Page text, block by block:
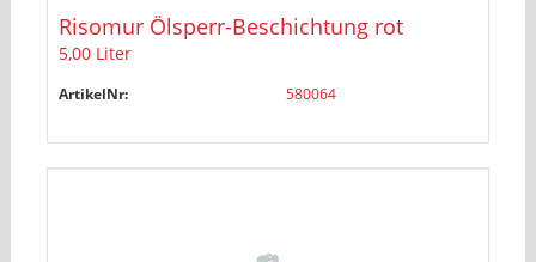
Risomur Ölsperr-Beschichtung rot
5,00 Liter
ArtikelNr: 580064